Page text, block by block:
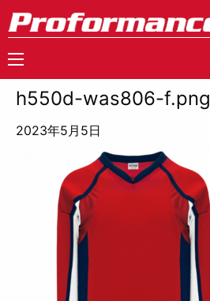
h550d-was806-f.png
2023年5月5日